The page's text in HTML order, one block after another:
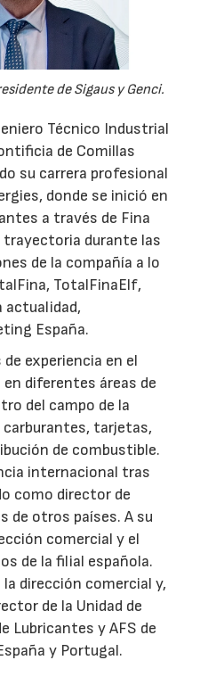
de Sigaus y Genci.
Técnico Industrial
de Comillas
su carrera profesional
donde se inició en
a través de Fina
trayectoria durante las
de la compañía a lo
TotalFinaElf,
actualidad,
España.
experiencia en el
diferentes áreas de
del campo de la
tarjetas,
de combustible.
internacional tras
como director de
de otros países. A su
comercial y el
de la filial española.
dirección comercial y,
de la Unidad de
Lubricantes y AFS de
y Portugal.